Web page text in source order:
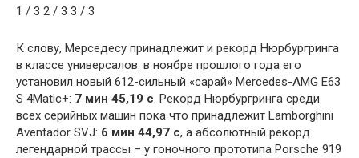
1 / 3 2 / 3 3 / 3
К слову, Мерседесу принадлежит и рекорд Нюрбургринга
в классе универсалов: в ноябре прошлого года его
установил новый 612-сильный «сарай» Mercedes-AMG E63
S 4Matic+: 7 мин 45,19 с . Рекорд Нюрбургринга среди
всех серийных машин пока что принадлежит Lamborghini
Aventador SVJ: 6 мин 44,97 с, а абсолютный рекорд
легендарной трассы – у гоночного прототипа Porsche 919